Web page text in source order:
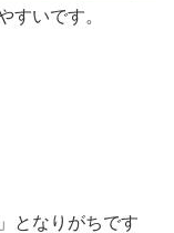
すいです。
となりがちです